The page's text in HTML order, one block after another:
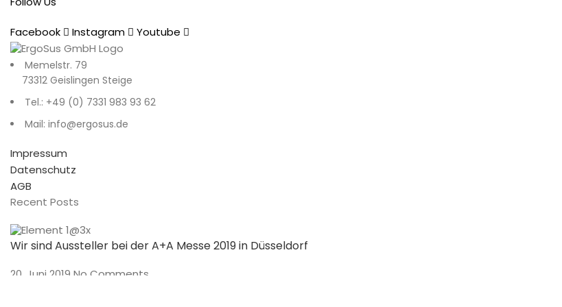
Facebook
Instagram Youtube
Memelstr. 79
73312 Geislingen Steige
Tel.: +49 (0) 7331 983 93 62
Mail: info@ergosus.de
Impressum
Datenschutz
AGB
Recent Posts
Wir sind Aussteller bei der A+A Messe 2019 in Düsseldorf
20. Juni 2019 No Comments